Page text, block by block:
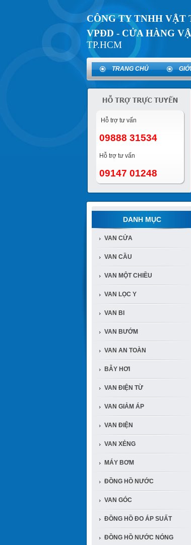
CÔNG TY TNHH
VPĐD - CỬA HÀNG
TP.HCM
TRANG CHỦ
Hỗ trợ tư vấn
09888 31534
Hỗ trợ tư vấn
09147 01248
DANH MỤC
VAN CỬA
VAN CẦU
VAN MỘT CHIỀU
VAN LỌC Y
VAN BI
VAN BƯỚM
VAN AN TOÀN
BẪY HƠI
VAN ĐIỆN TỪ
VAN GIẢM ÁP
VAN ĐIỆN
VAN XẺNG
MÁY BƠM
ĐỒNG HỒ NƯỚC
VAN GÓC
ĐỒNG HỒ ĐO ÁP SUẤT
ĐỒNG HỒ NƯỚC NÓNG